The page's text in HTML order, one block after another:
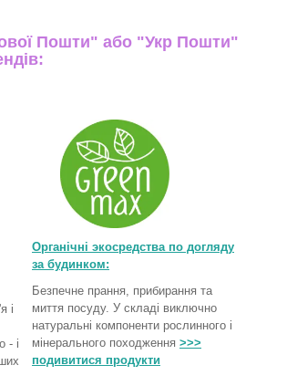
Пошти" або "Укр Пошти"
і
- і
Органічні экосредства по догляду
за будинком:
Безпечне прання, прибирання та
миття посуду. У складі виключно
натуральні компоненти рослинного і
мінерального походження >>>
подивитися продукти